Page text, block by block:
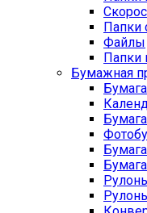
Папки
Файлы
Папки
Бумажная